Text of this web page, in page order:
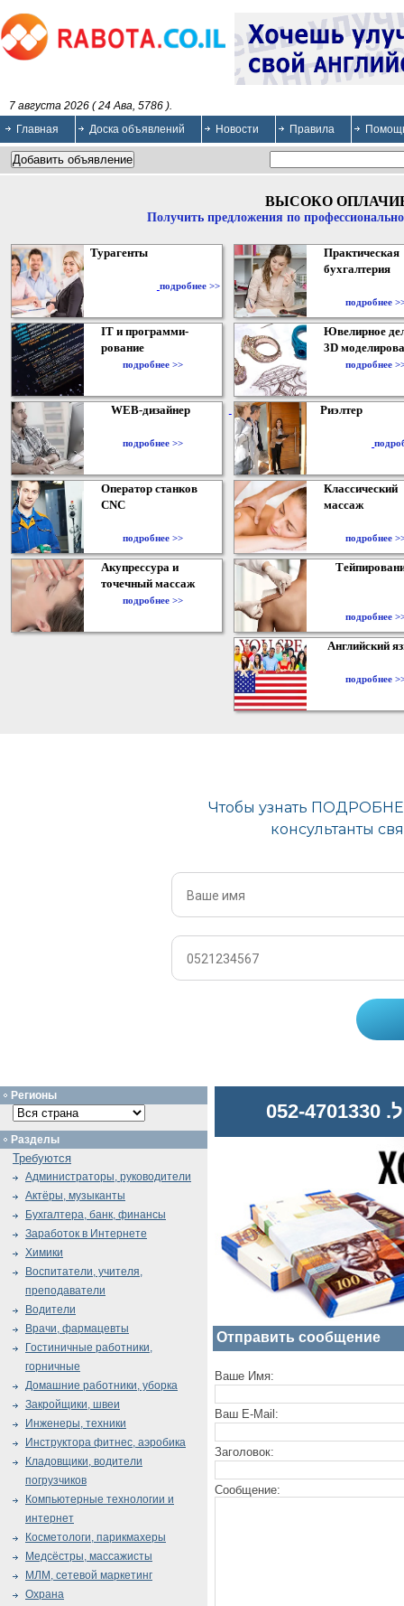
7 августа 2026 ( 24 Ава, 5786 ).
Главная
Доска объявлений Новости Правила
ВЫСОКО
Получить предложения по
Турагенты
подробнее >>
Практическая
бухгалтерия
подробнее
IT и программи-
рование
подробнее >>
Ювелирное
3D
подробнее
WEB-дизайнер
подробнее >>
Риэлтер
Оператор станков
CNC
подробнее >>
Классический
массаж
подробнее
Акупрессура и
точечный массаж
подробнее >>
подробнее
Английский
подробнее
Отправить сообщение
Ваше Имя:
Ваш E-Mail:
Заголовок:
Сообщение:
Регионы
Разделы
Требуются
Администраторы, руководители
Актёры, музыканты
Бухгалтера, банк, финансы
Заработок в Интернете
Химики
Воспитатели, учителя,
преподаватели
Водители
Врачи, фармацевты
Гостиничные работники,
горничные
Домашние работники, уборка
Закройщики, швеи
Инженеры, техники
Инструктора фитнес, аэробика
Кладовщики, водители
погрузчиков
Компьютерные технологии и
интернет
Косметологи, парикмахеры
Медсёстры, массажисты
МЛМ, сетевой маркетинг
Охрана